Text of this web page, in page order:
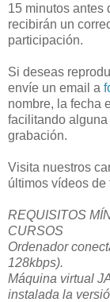
15 minutos antes
recibirán un
participación.
Si deseas
envíe un email a
nombre, la fecha
facilitando
grabación.
Visita nuestros
últimos vídeos de
REQUISITOS
CURSOS
Ordenador
128kbps).
Máquina virtual
instalada la